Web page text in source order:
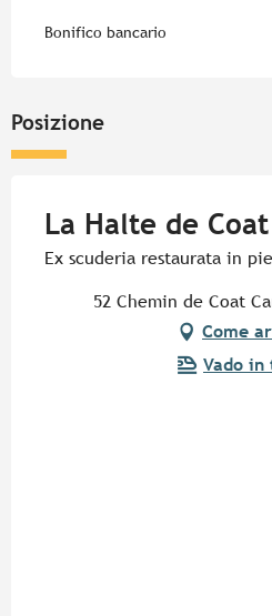
Bonifico bancario
Posizione
La Halte de
Ex scuderia restaurata in
52 Chemin de Coat
Come
Vado in